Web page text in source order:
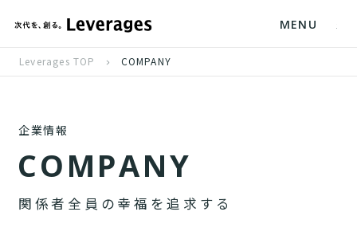
MENU
Leverages TOP COMPANY
企業情報
COMPANY
関 係者 全 員 の 幸 福 を追 求 す る